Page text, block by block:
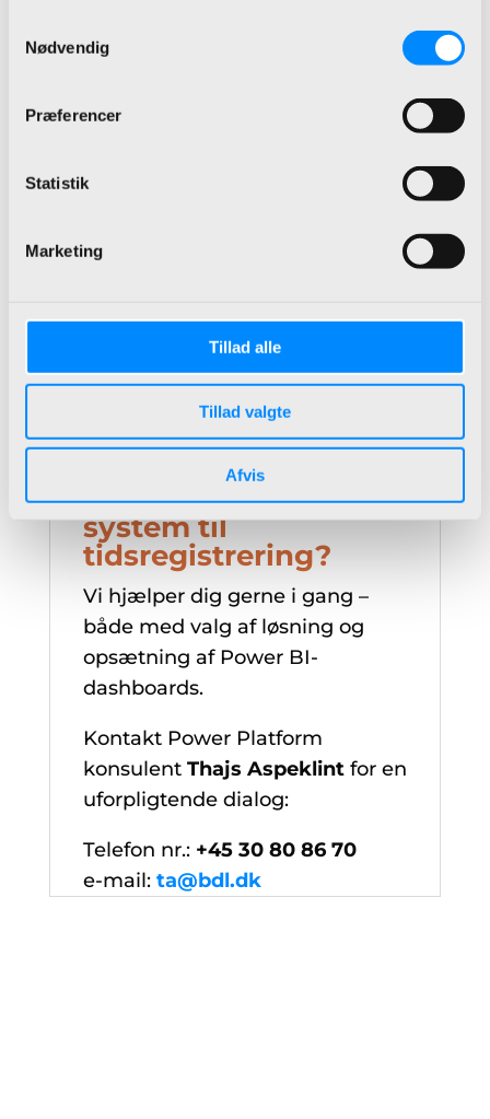
Nødvendig
Præferencer
Statistik
Marketing
Tillad alle
Tillad valgte
Afvis
tidsregistrering
Sammen giver de et samlet
på tværs af organisationen.
Har du endnu ikke et
system til
tidsregistrering?
Vi hjælper dig gerne i gang –
både med valg af løsning og
opsætning af Power BI-
dashboards.
Kontakt Power Platform
konsulent Thajs Aspeklintfor en
uforpligtende dialog:
Telefon nr.: +45 30 80 86 70
e-mail: ta@bdl.dk